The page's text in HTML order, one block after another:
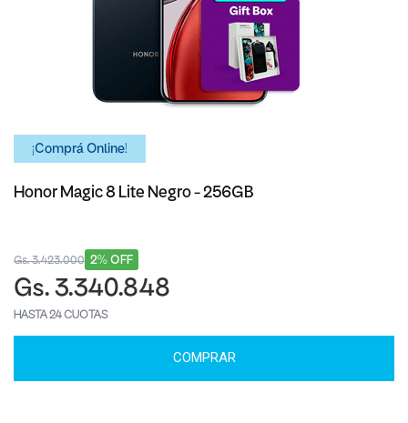
¡Comprá Online!
Honor Magic 8 Lite Negro - 256GB
2% OFF
Gs. 3.423.000
Gs. 3.340.848
HASTA 24 CUOTAS
COMPRAR